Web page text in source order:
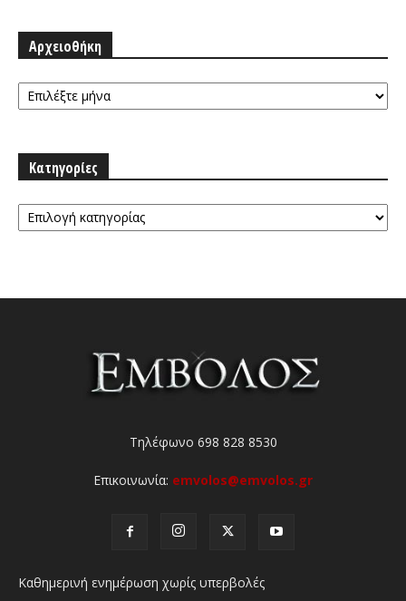
Αρχειοθήκη
Αρχειοθήκη
Κατηγορίες
Κατηγορίες
Τηλέφωνο 698 828 8530
Επικοινωνία: emvolos@emvolos.gr
Καθημερινή ενημέρωση χωρίς υπερβολές